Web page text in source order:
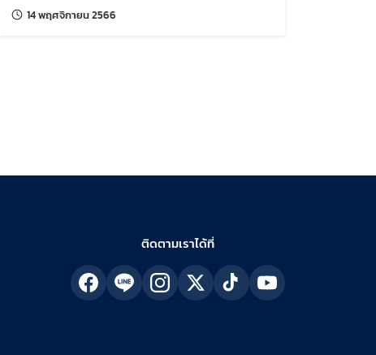
14 พฤศจิกายน 2566
ติดตามเราได้ที่